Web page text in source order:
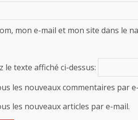
mon e-mail et mon site dans le
le texte affiché ci-dessus:
les nouveaux commentaires par
les nouveaux articles par e-mail.